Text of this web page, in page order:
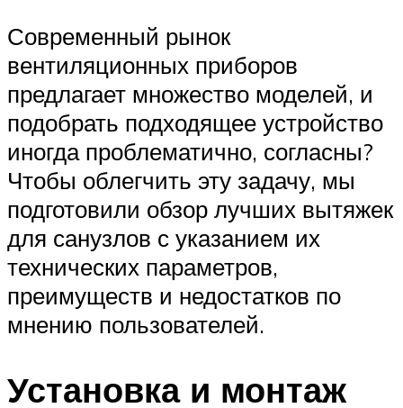
Современный рынок
вентиляционных приборов
предлагает множество моделей, и
подобрать подходящее устройство
иногда проблематично, согласны?
Чтобы облегчить эту задачу, мы
подготовили обзор лучших вытяжек
для санузлов с указанием их
технических параметров,
преимуществ и недостатков по
мнению пользователей.
Установка и монтаж